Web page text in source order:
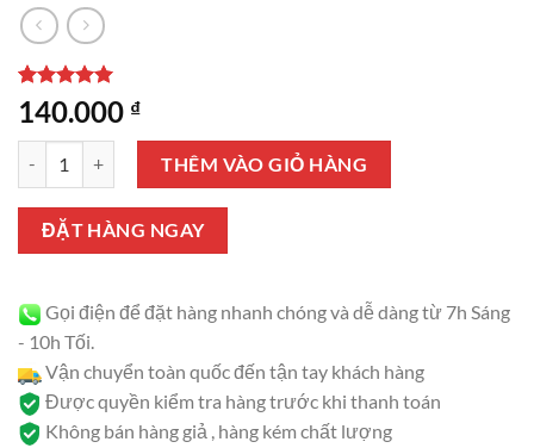
5.00trên 5
dựa trên
1
đánh giá
140.000 ₫
Que thử đường huyết On Call Plus (Hộp 25 que) số lượng
THÊM VÀO GIỎ HÀNG
ĐẶT HÀNG NGAY
Gọi điện để đặt hàng nhanh chóng và dễ dàng từ 7h Sáng
- 10h Tối.
Vận chuyển toàn quốc đến tận tay khách hàng
Được quyền kiểm tra hàng trước khi thanh toán
Không bán hàng giả , hàng kém chất lượng